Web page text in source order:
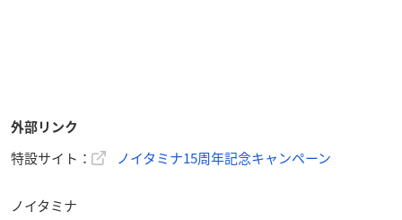
外部リンク
特設サイト： ノイタミナ15周年記念キャンペーン
ノイタミナ